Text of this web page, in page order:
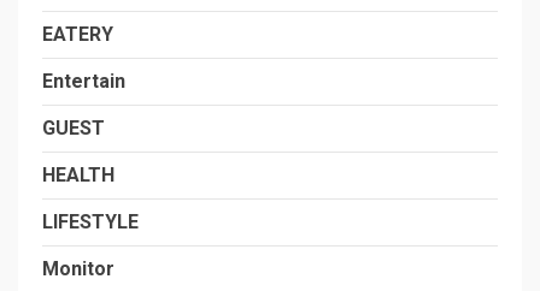
EATERY
Entertain
GUEST
HEALTH
LIFESTYLE
Monitor